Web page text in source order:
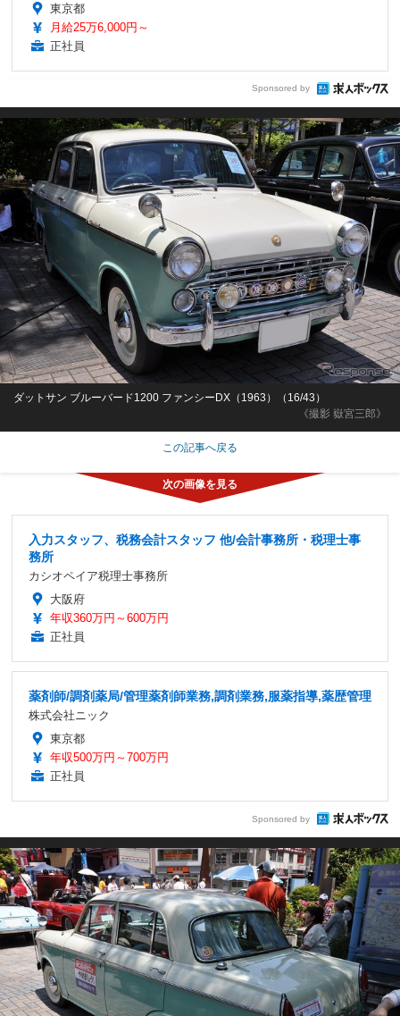
東京都
月給25万6,000円～
正社員
Sponsored by
《撮影 嶽宮三郎》
ダットサン ブルーバード1200 ファンシーDX（1963）（16/43）
この記事へ戻る
入力スタッフ、税務会計スタッフ 他/会計事務所・税理士事
務所
カシオペイア税理士事務所
大阪府
年収360万円～600万円
正社員
薬剤師/調剤薬局/管理薬剤師業務,調剤業務,服薬指導,薬歴管理
株式会社ニック
東京都
年収500万円～700万円
正社員
Sponsored by